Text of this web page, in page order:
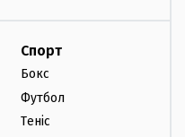
Спорт
Бокс
Футбол
Теніс